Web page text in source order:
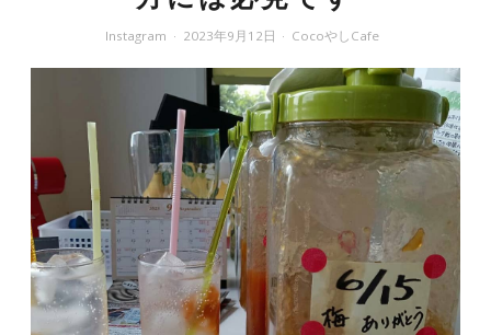
Instagram 2023年9月12日 CocoやしCafe